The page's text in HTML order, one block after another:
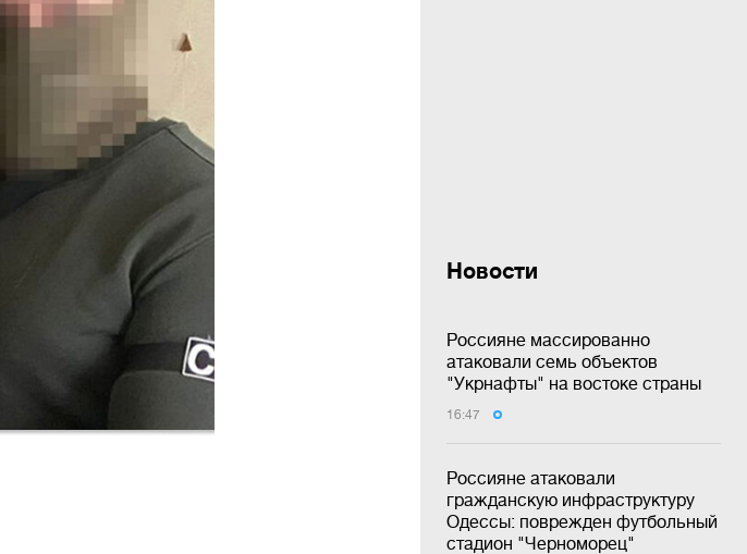
Новости
Россияне массированно
атаковали семь объектов
"Укрнафты" на востоке страны
16:47
Россияне атаковали
гражданскую инфраструктуру
Одессы: поврежден футбольный
стадион "Черноморец"